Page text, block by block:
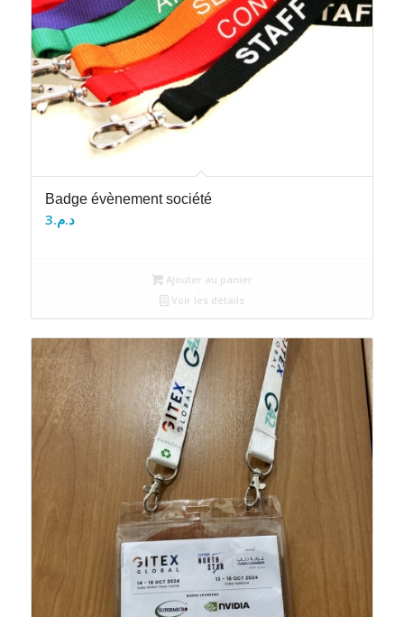
Badge évènement société
د.م.3
Ajouter au panier
Voir les détails